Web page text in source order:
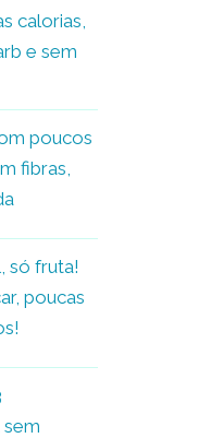
calorias,
e sem
poucos
fibras,
só fruta!
poucas
sem